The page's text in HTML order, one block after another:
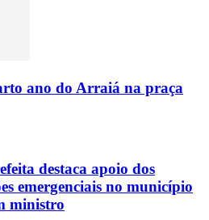
ano do Arraiá na praça
destaca apoio dos
emergenciais no município
ministro